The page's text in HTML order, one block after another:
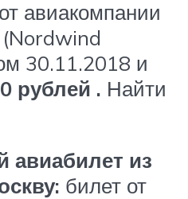
авиакомпании
30.11.2018 и
рублей . Найти
из
билет от